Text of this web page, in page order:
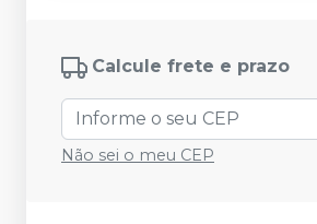
Calcule frete e prazo
Não sei o meu CEP